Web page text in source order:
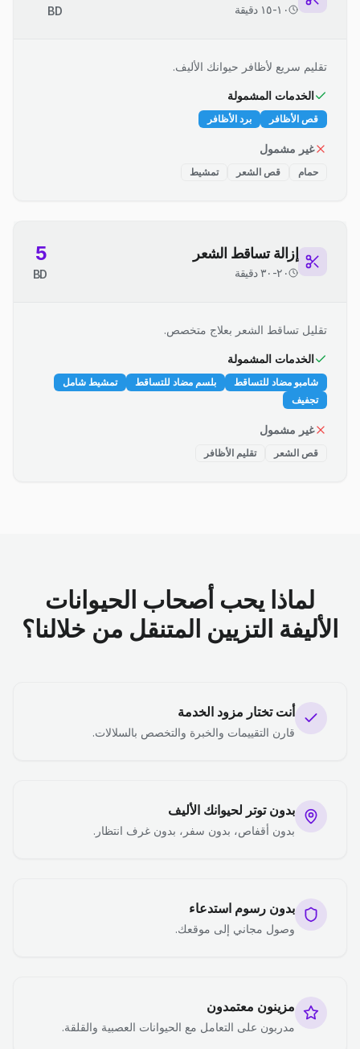
١٠-١٥ دقيقة BD
تقليم سريع لأظافر حيوانك الأليف.
الخدمات المشمولة
قص الأظافر برد الأظافر
غير مشمول
حمام قص الشعر تمشيط
إزالة تساقط الشعر
٢٠-٣٠ دقيقة
5
BD
تقليل تساقط الشعر بعلاج متخصص.
الخدمات المشمولة
شامبو مضاد للتساقط بلسم مضاد للتساقط
تمشيط شامل
تجفيف
غير مشمول
قص الشعر تقليم الأظافر
لماذا يحب أصحاب الحيوانات
الأليفة التزيين المتنقل من خلالنا؟
أنت تختار مزود الخدمة
قارن التقييمات والخبرة والتخصص بالسلالات.
بدون توتر لحيوانك الأليف
بدون أقفاص، بدون سفر، بدون غرف انتظار.
بدون رسوم استدعاء
وصول مجاني إلى موقعك.
مزينون معتمدون
مدربون على التعامل مع الحيوانات العصبية والقلقة.